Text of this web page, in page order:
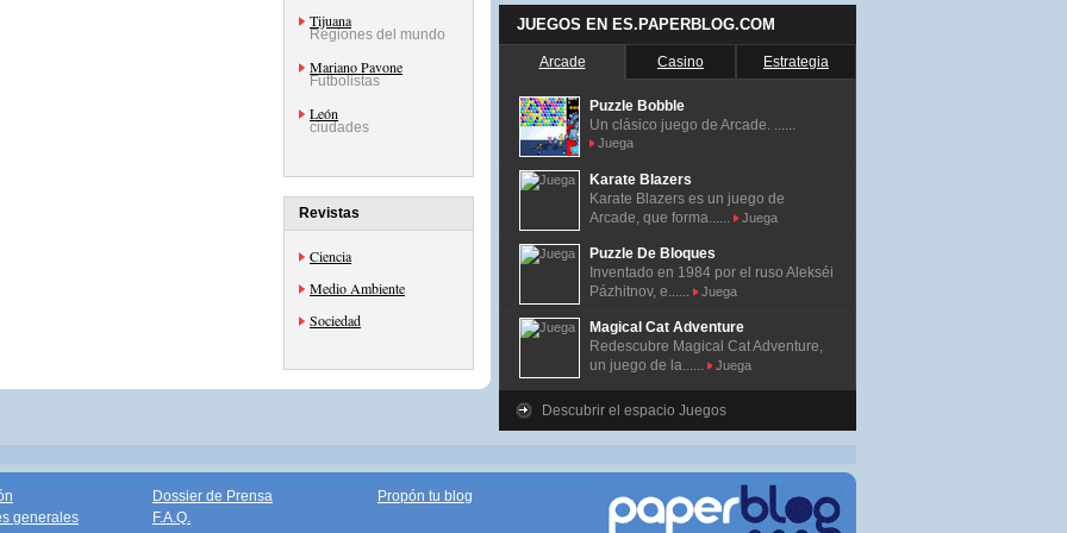
Tijuana
Regiones del mundo
Mariano Pavone
Futbolistas
León
ciudades
Revistas
Ciencia
Medio Ambiente
Sociedad
JUEGOS EN ES.PAPERBLOG.COM
Arcade Casino Estrategia
Puzzle Bobble
Un clásico juego de Arcade. ......
Juega
Karate Blazers
Karate Blazers es un juego de
Arcade, que forma......
Juega
Puzzle De Bloques
Inventado en 1984 por el ruso Alekséi
Pázhitnov, e......
Juega
Magical Cat Adventure
Redescubre Magical Cat Adventure,
un juego de la......
Juega
Descubrir el espacio Juegos
generales
Dossier de Prensa
F.A.Q.
Propón tu blog